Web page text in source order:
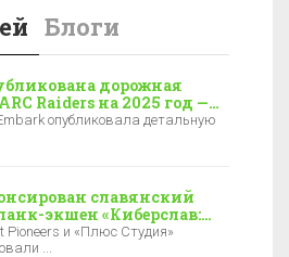
Блоги
дорожная
Raiders на 2025 год —
боссы и зимние
опубликовала детальную
славянский
экшен «Киберслав:
— релиз уже в 2027-м
Pioneers и «Плюс Студия»
...